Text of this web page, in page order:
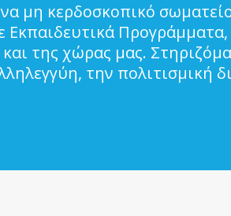
μη κερδοσκοπικό
Προγράμματα,
της χώρας μας.
την πολιτισμική